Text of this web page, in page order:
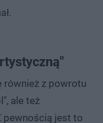
również z powrotu
ale też
pewnością jest to